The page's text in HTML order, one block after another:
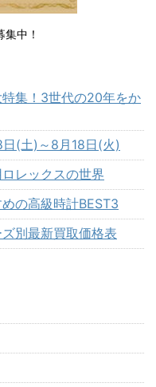
中！
集！3世代の20年をか
(土)～8月18日(火)
レックスの世界
の高級時計BEST3
別最新買取価格表